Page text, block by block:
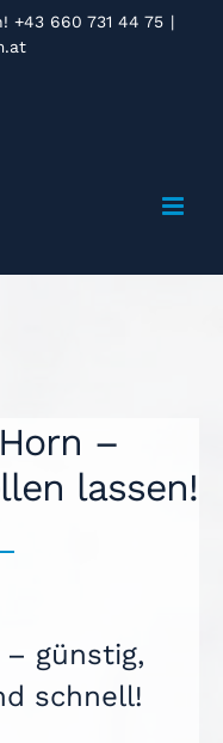
660 731 44 75 |
–
lassen!
– günstig,
schnell!